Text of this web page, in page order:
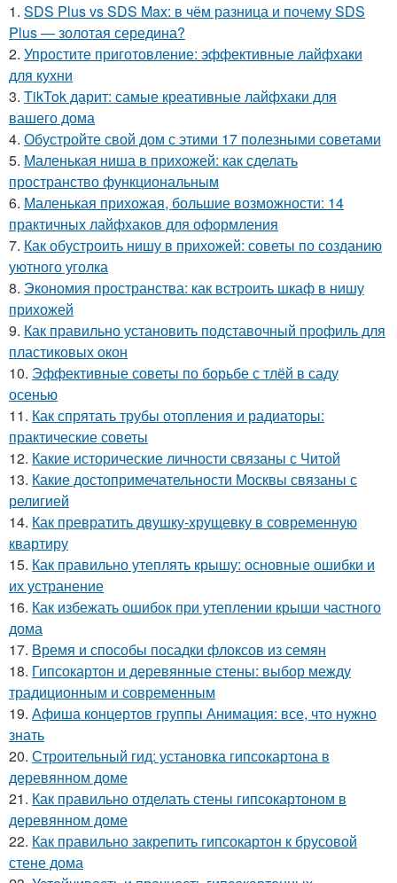
1. SDS Plus vs SDS Max: в чём разница и почему SDS
Plus — золотая середина?
2. Упростите приготовление: эффективные лайфхаки
для кухни
3. TikTok дарит: самые креативные лайфхаки для
вашего дома
4. Обустройте свой дом с этими 17 полезными советами
5. Маленькая ниша в прихожей: как сделать
пространство функциональным
6. Маленькая прихожая, большие возможности: 14
практичных лайфхаков для оформления
7. Как обустроить нишу в прихожей: советы по созданию
уютного уголка
8. Экономия пространства: как встроить шкаф в нишу
прихожей
9. Как правильно установить подставочный профиль для
пластиковых окон
10. Эффективные советы по борьбе с тлёй в саду
осенью
11. Как спрятать трубы отопления и радиаторы:
практические советы
12. Какие исторические личности связаны с Читой
13. Какие достопримечательности Москвы связаны с
религией
14. Как превратить двушку-хрущевку в современную
квартиру
15. Как правильно утеплять крышу: основные ошибки и
их устранение
16. Как избежать ошибок при утеплении крыши частного
дома
17. Время и способы посадки флоксов из семян
18. Гипсокартон и деревянные стены: выбор между
традиционным и современным
19. Афиша концертов группы Анимация: все, что нужно
знать
20. Строительный гид: установка гипсокартона в
деревянном доме
21. Как правильно отделать стены гипсокартоном в
деревянном доме
22. Как правильно закрепить гипсокартон к брусовой
стене дома